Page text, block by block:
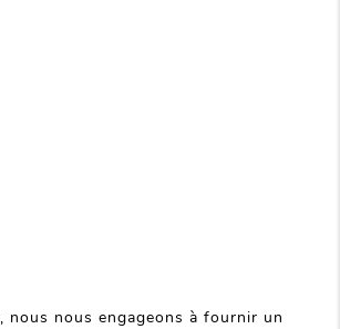
nous nous engageons à fournir un